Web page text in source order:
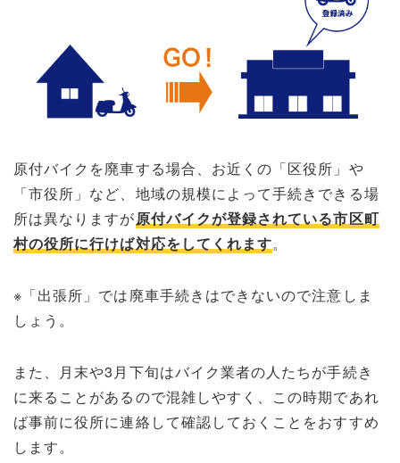
原付バイクを廃車する場合、お近くの「区役所」や
「市役所」など、地域の規模によって手続きできる場
所は異なりますが原付バイクが登録されている市区町
村の役所に行けば対応をしてくれます。
※「出張所」では廃車手続きはできないので注意しま
しょう。
また、月末や3月下旬はバイク業者の人たちが手続き
に来ることがあるので混雑しやすく、この時期であれ
ば事前に役所に連絡して確認しておくことをおすすめ
します。